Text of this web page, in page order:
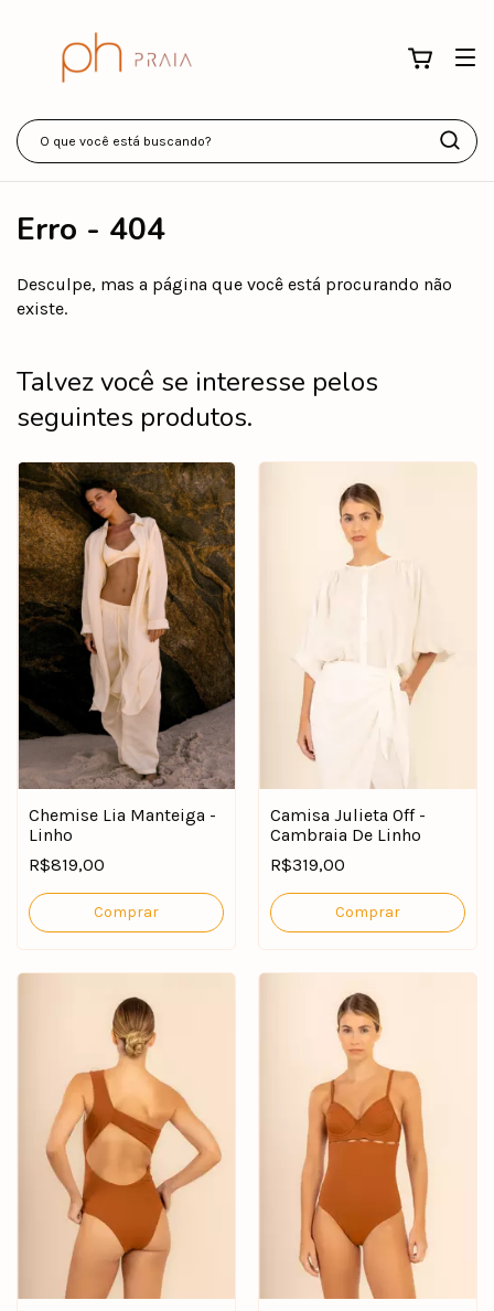
Erro - 404
Desculpe, mas a página que você está procurando não
existe.
Talvez você se interesse pelos
seguintes produtos.
Chemise Lia Manteiga -
Linho
R$819,00
Comprar
Camisa Julieta Off -
Cambraia De Linho
R$319,00
Comprar